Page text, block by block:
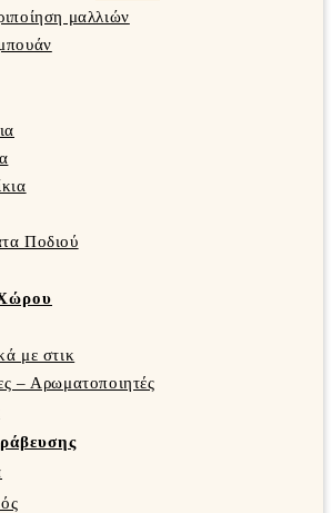
μαλλιών
Ποδιού
με στικ
– Αρωματοποιητές